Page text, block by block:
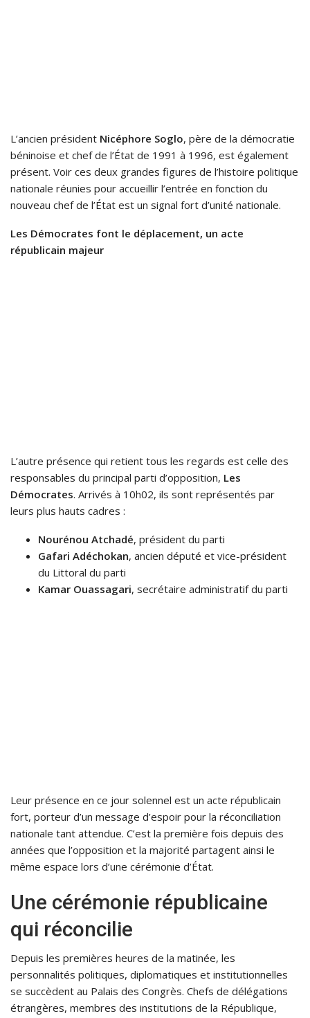
L’ancien président Nicéphore Soglo, père de la démocratie
béninoise et chef de l’État de 1991 à 1996, est également
présent. Voir ces deux grandes figures de l’histoire politique
nationale réunies pour accueillir l’entrée en fonction du
nouveau chef de l’État est un signal fort d’unité nationale.
Les Démocrates font le déplacement, un acte
républicain majeur
L’autre présence qui retient tous les regards est celle des
responsables du principal parti d’opposition, Les
Démocrates. Arrivés à 10h02, ils sont représentés par
leurs plus hauts cadres :
Nourénou Atchadé, président du parti
Gafari Adéchokan, ancien député et vice-président
du Littoral du parti
Kamar Ouassagari, secrétaire administratif du parti
Leur présence en ce jour solennel est un acte républicain
fort, porteur d’un message d’espoir pour la réconciliation
nationale tant attendue. C’est la première fois depuis des
années que l’opposition et la majorité partagent ainsi le
même espace lors d’une cérémonie d’État.
Une cérémonie républicaine
qui réconcilie
Depuis les premières heures de la matinée, les
personnalités politiques, diplomatiques et institutionnelles
se succèdent au Palais des Congrès. Chefs de délégations
étrangères, membres des institutions de la République,